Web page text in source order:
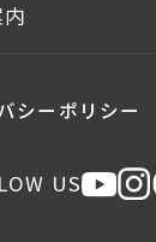
シーポリシー
US